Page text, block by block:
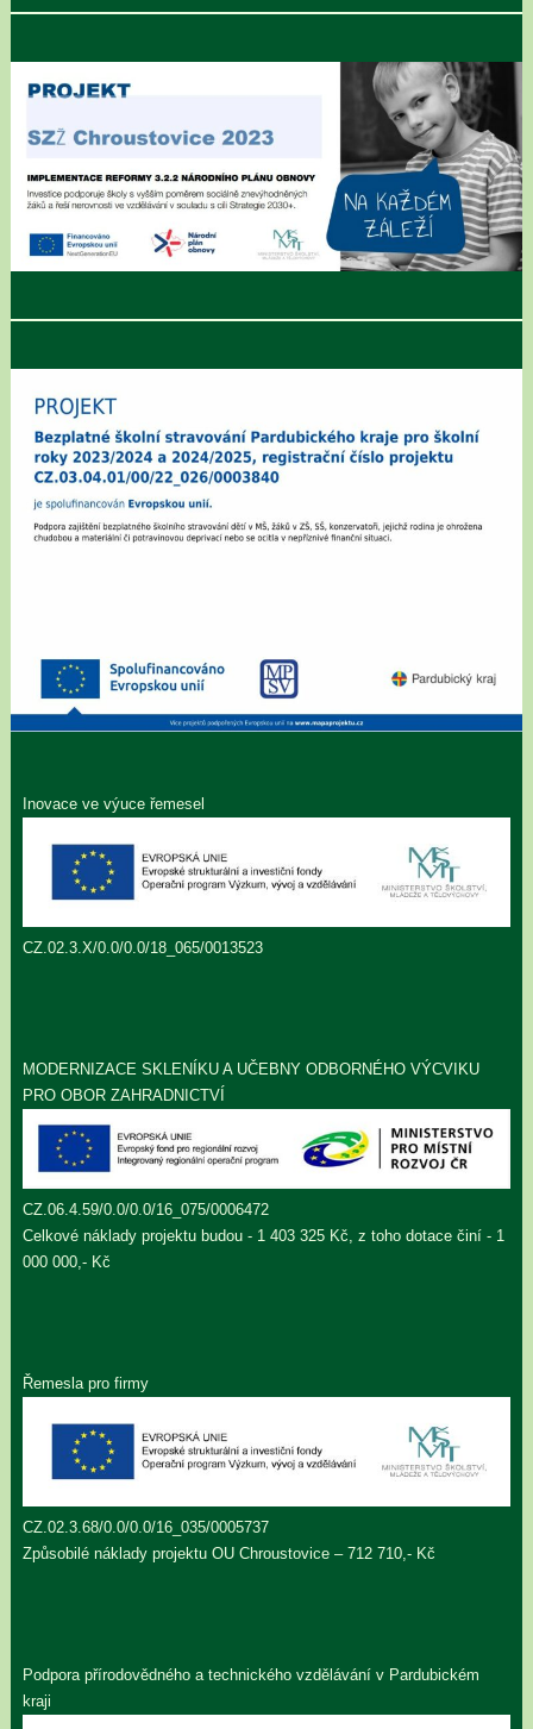
Inovace ve výuce řemesel
CZ.02.3.X/0.0/0.0/18_065/0013523
MODERNIZACE SKLENÍKU A UČEBNY ODBORNÉHO VÝCVIKU
PRO OBOR ZAHRADNICTVÍ
CZ.06.4.59/0.0/0.0/16_075/0006472
Celkové náklady projektu budou - 1 403 325 Kč, z toho dotace činí - 1
000 000,- Kč
Řemesla pro firmy
CZ.02.3.68/0.0/0.0/16_035/0005737
Způsobilé náklady projektu OU Chroustovice – 712 710,- Kč
Podpora přírodovědného a technického vzdělávání v Pardubickém
kraji